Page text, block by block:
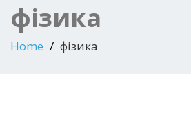
фізика
Home фізика